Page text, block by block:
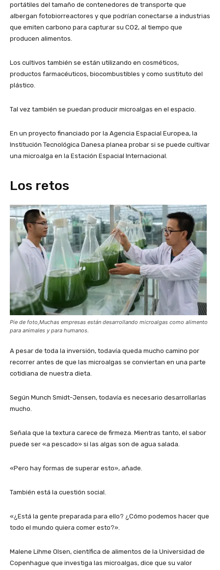
portátiles del tamaño de contenedores de transporte que
albergan fotobiorreactores y que podrían conectarse a industrias
que emiten carbono para capturar su CO2, al tiempo que
producen alimentos.
Los cultivos también se están utilizando en cosméticos,
productos farmacéuticos, biocombustibles y como sustituto del
plástico.
Tal vez también se puedan producir microalgas en el espacio.
En un proyecto financiado por la Agencia Espacial Europea, la
Institución Tecnológica Danesa planea probar si se puede cultivar
una microalga en la Estación Espacial Internacional.
Los retos
Pie de foto,Muchas empresas están desarrollando microalgas como alimento
para animales y para humanos.
A pesar de toda la inversión, todavía queda mucho camino por
recorrer antes de que las microalgas se conviertan en una parte
cotidiana de nuestra dieta.
Según Munch Smidt-Jensen, todavía es necesario desarrollarlas
mucho.
Señala que la textura carece de firmeza. Mientras tanto, el sabor
puede ser «a pescado» si las algas son de agua salada.
«Pero hay formas de superar esto», añade.
También está la cuestión social.
«¿Está la gente preparada para ello? ¿Cómo podemos hacer que
todo el mundo quiera comer esto?».
Malene Lihme Olsen, científica de alimentos de la Universidad de
Copenhague que investiga las microalgas, dice que su valor